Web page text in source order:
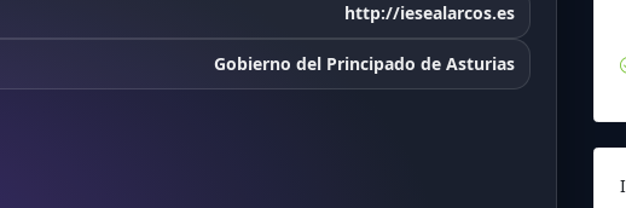
http://iesealarcos.es
Gobierno del Principado de Asturias